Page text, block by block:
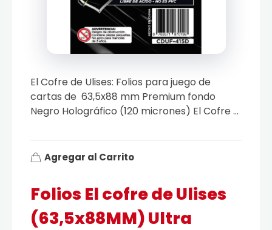
Folios El cofre de Ulises
(63,5x88MM) Ultra
El Cofre de Ulises: Folios para juego de
cartas de 63,5x88 mm Premium fondo
Negro Holográfico (120 micrones) El Cofre ...
Agregar al Carrito